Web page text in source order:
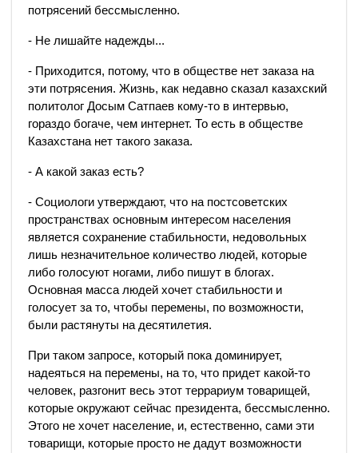
потрясений бессмысленно.
- Не лишайте надежды...
- Приходится, потому, что в обществе нет заказа на
эти потрясения. Жизнь, как недавно сказал казахский
политолог Досым Сатпаев кому-то в интервью,
гораздо богаче, чем интернет. То есть в обществе
Казахстана нет такого заказа.
- А какой заказ есть?
- Социологи утверждают, что на постсоветских
пространствах основным интересом населения
является сохранение стабильности, недовольных
лишь незначительное количество людей, которые
либо голосуют ногами, либо пишут в блогах.
Основная масса людей хочет стабильности и
голосует за то, чтобы перемены, по возможности,
были растянуты на десятилетия.
При таком запросе, который пока доминирует,
надеяться на перемены, на то, что придет какой-то
человек, разгонит весь этот террариум товарищей,
которые окружают сейчас президента, бессмысленно.
Этого не хочет население, и, естественно, сами эти
товарищи, которые просто не дадут возможности